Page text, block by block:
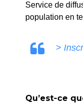
Service de
population en
>
Qu’est-ce